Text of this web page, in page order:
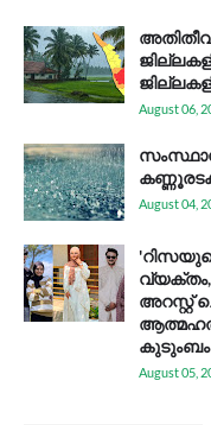
August 06,
August 04,
വ്യക്തം,
അറസ്റ്റ്
കുടുംബം
August 05,